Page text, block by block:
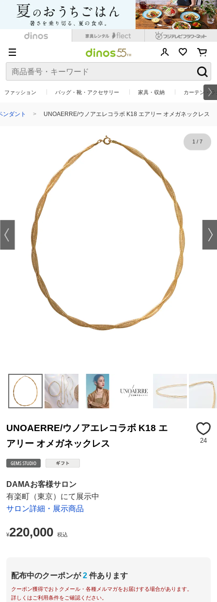
ファッション バッグ・靴・アクセサリー 家具・収納 カーテン・
ンダント UNOAERRE/ウノアエレコラボ K18 エアリー オメガネックレス
1/ 7
UNOAERRE/ウノアエレコラボ K18 エ
アリー オメガネックレス
24
DAMAお客様サロン
有楽町（東京）にて展示中
サロン詳細・展示商品
¥220,000 税込
配布中のクーポンが 2 件あります
クーポン獲得でおトクメール・各種メルマガをお届けする場合があります。
詳しくはご利用条件をご確認ください。